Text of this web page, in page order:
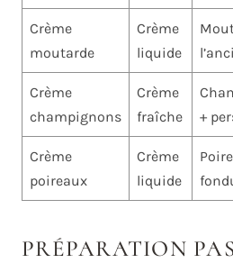
Crème
moutarde
Crème
liquide
Crème
champignons
Crème
fraîche
+
Crème
poireaux
Crème
liquide
PRÉPARATION